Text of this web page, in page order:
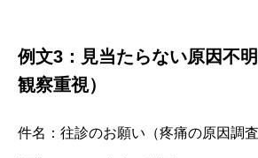
例文3：見当たらない原因不
観察重視）
件名：往診のお願い（疼痛の原因調査